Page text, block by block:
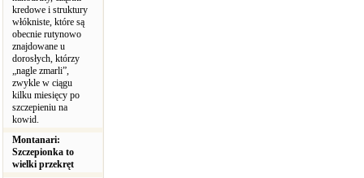
kredowe i struktury
włókniste, które są
obecnie rutynowo
znajdowane u
dorosłych, którzy
„nagle zmarli”,
zwykle w ciągu
kilku miesięcy po
szczepieniu na
kowid.
Montanari:
Szczepionka to
wielki przekręt